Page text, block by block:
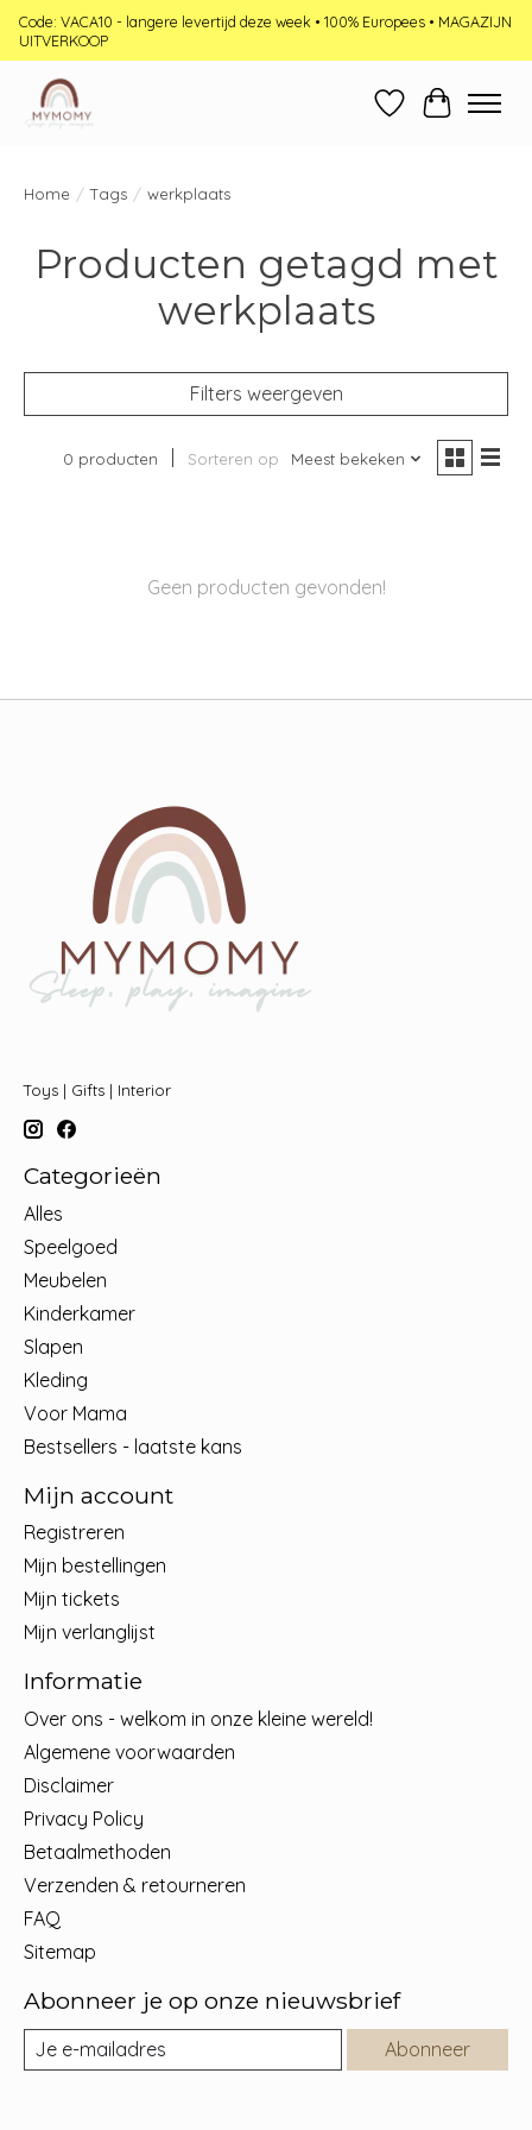
Code: VACA10 - langere levertijd deze week • 100% Europees • MAGAZIJN
UITVERKOOP
Verlanglijst
Home / Tags / werkplaats
Producten getagd met
werkplaats
Filters weergeven
0 producten Sorteren op Meest bekeken
Geen producten gevonden!
Toys | Gifts | Interior
Categorieën
Alles
Speelgoed
Meubelen
Kinderkamer
Slapen
Kleding
Voor Mama
Bestsellers - laatste kans
Mijn account
Registreren
Mijn bestellingen
Mijn tickets
Mijn verlanglijst
Informatie
Over ons - welkom in onze kleine wereld!
Algemene voorwaarden
Disclaimer
Privacy Policy
Betaalmethoden
Verzenden & retourneren
FAQ
Sitemap
Abonneer je op onze nieuwsbrief
Abonneer